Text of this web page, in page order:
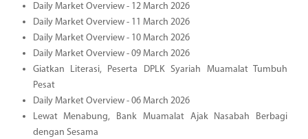
Daily Market Overview - 12 March 2026
Daily Market Overview - 11 March 2026
Daily Market Overview - 10 March 2026
Daily Market Overview - 09 March 2026
Giatkan Literasi, Peserta DPLK Syariah Muamalat Tumbuh
Pesat
Daily Market Overview - 06 March 2026
Lewat Menabung, Bank Muamalat Ajak Nasabah Berbagi
dengan Sesama